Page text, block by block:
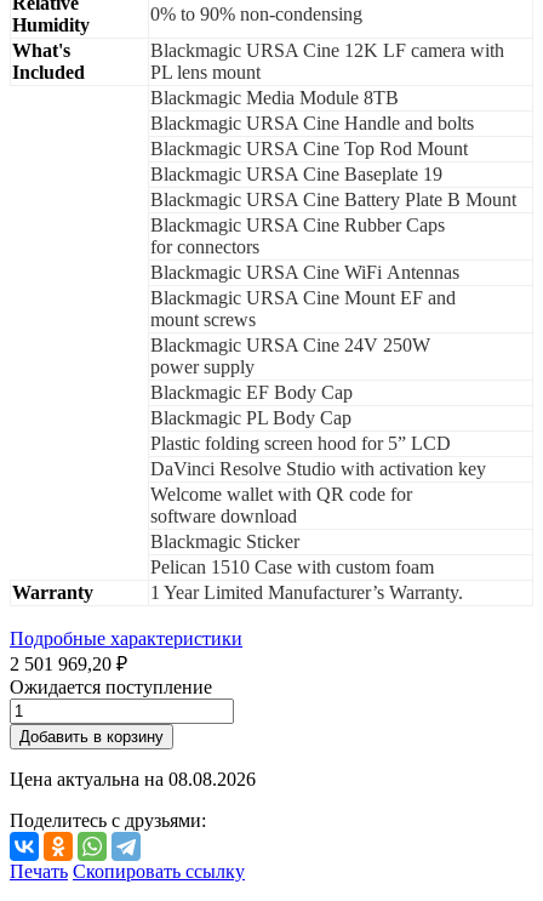
Humidity
0% to 90% non-condensing
What's
Included
Blackmagic URSA Cine 12K LF camera with
PL lens mount
Blackmagic Media Module 8TB
Blackmagic URSA Cine Handle and bolts
Blackmagic URSA Cine Top Rod Mount
Blackmagic URSA Cine Baseplate 19
Blackmagic URSA Cine Battery Plate B Mount
Blackmagic URSA Cine Rubber Caps
for connectors
Blackmagic URSA Cine WiFi Antennas
Blackmagic URSA Cine Mount EF and
mount screws
Blackmagic URSA Cine 24V 250W
power supply
Blackmagic EF Body Cap
Blackmagic PL Body Cap
Plastic folding screen hood for 5” LCD
DaVinci Resolve Studio with activation key
Welcome wallet with QR code for
software download
Blackmagic Sticker
Pelican 1510 Case with custom foam
Warranty
1 Year Limited Manufacturer’s Warranty.
Подробные характеристики
2 501 969,20 ₽
Ожидается поступление
Добавить в корзину
Цена актуальна на 08.08.2026
Поделитесь с друзьями:
Печать Скопировать ссылку